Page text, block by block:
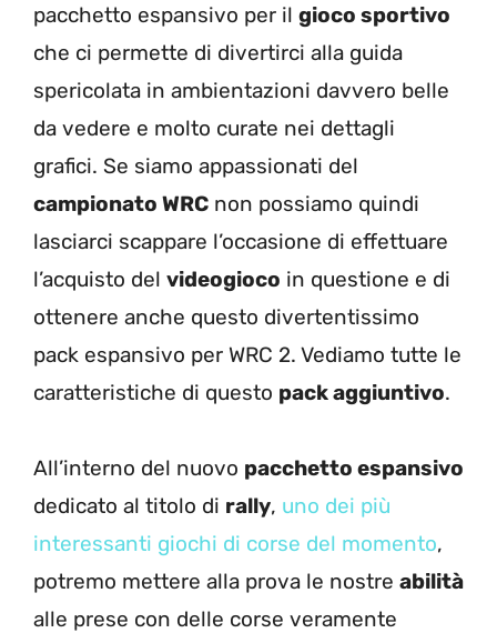
pacchetto espansivo per il gioco sportivo
che ci permette di divertirci alla guida
spericolata in ambientazioni davvero belle
da vedere e molto curate nei dettagli
grafici. Se siamo appassionati del
campionato WRC non possiamo quindi
lasciarci scappare l’occasione di effettuare
l’acquisto del videogioco in questione e di
ottenere anche questo divertentissimo
pack espansivo per WRC 2. Vediamo tutte le
caratteristiche di questo pack aggiuntivo.
All’interno del nuovo pacchetto espansivo
dedicato al titolo di rally, uno dei più
interessanti giochi di corse del momento,
potremo mettere alla prova le nostre abilità
alle prese con delle corse veramente